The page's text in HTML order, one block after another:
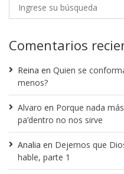
Comentarios
Reina en Quien se
menos?
Alvaro en Porque nada
pa’dentro no nos sirve
Analia en Dejemos que
hable, parte 1